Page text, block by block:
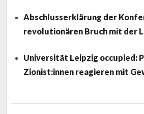
Abschlusserklärung der
revolutionären Bruch mit der
Universität Leipzig occupied:
Zionist:innen reagieren mit